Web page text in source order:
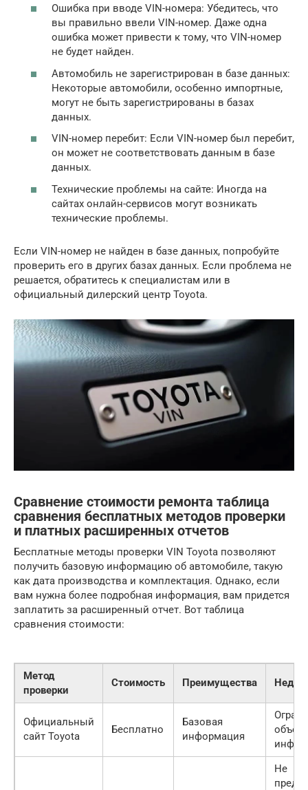
Ошибка при вводе VIN-номера: Убедитесь, что
вы правильно ввели VIN-номер. Даже одна
ошибка может привести к тому, что VIN-номер
не будет найден.
Автомобиль не зарегистрирован в базе данных:
Некоторые автомобили, особенно импортные,
могут не быть зарегистрированы в базах
данных.
VIN-номер перебит: Если VIN-номер был перебит,
он может не соответствовать данным в базе
данных.
Технические проблемы на сайте: Иногда на
сайтах онлайн-сервисов могут возникать
технические проблемы.
Если VIN-номер не найден в базе данных, попробуйте
проверить его в других базах данных. Если проблема не
решается, обратитесь к специалистам или в
официальный дилерский центр Toyota.
Сравнение стоимости ремонта таблица
сравнения бесплатных методов проверки
и платных расширенных отчетов
Бесплатные методы проверки VIN Toyota позволяют
получить базовую информацию об автомобиле, такую
как дата производства и комплектация. Однако, если
вам нужна более подробная информация, вам придется
заплатить за расширенный отчет. Вот таблица
сравнения стоимости:
Метод
проверки
Стоимость Преимущества
Официальный
сайт Toyota
Бесплатно
Базовая
информация
объем
Не